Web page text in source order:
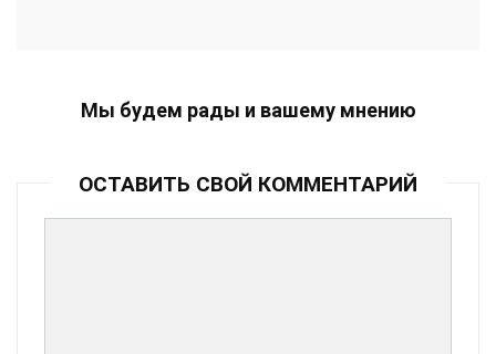
Мы будем рады и вашему мнению
ОСТАВИТЬ СВОЙ КОММЕНТАРИЙ